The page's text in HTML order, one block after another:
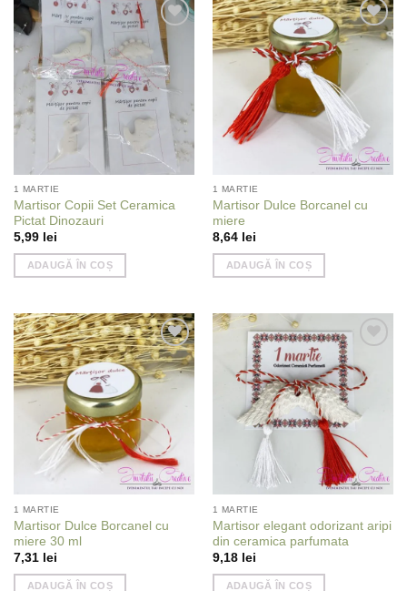
Add to
wishlist
1 MARTIE
Martisor Copii Set Ceramica
Pictat Dinozauri
5,99 lei
ADAUGĂ ÎN COȘ
Add to
wishlist
1 MARTIE
Martisor Dulce Borcanel cu
miere
8,64 lei
ADAUGĂ ÎN COȘ
Add to
wishlist
1 MARTIE
Martisor Dulce Borcanel cu
miere 30 ml
7,31 lei
ADAUGĂ ÎN COȘ
wishlist
1 MARTIE
Martisor elegant odorizant aripi
din ceramica parfumata
9,18 lei
ADAUGĂ ÎN COȘ